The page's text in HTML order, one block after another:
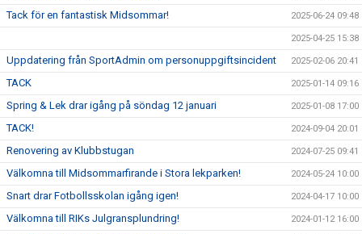
Tack för en fantastisk Midsommar! 2025-06-24 09:48
2025-04-25 15:38
Uppdatering från SportAdmin om personuppgiftsincident 2025-02-06 20:41
TACK 2025-01-14 09:16
Spring & Lek drar igång på söndag 12 januari 2025-01-08 17:00
TACK! 2024-09-04 20:01
Renovering av Klubbstugan 2024-07-25 09:41
Välkomna till Midsommarfirande i Stora lekparken! 2024-05-24 10:00
Snart drar Fotbollsskolan igång igen! 2024-04-17 10:00
Välkomna till RIKs Julgransplundring! 2024-01-12 16:00